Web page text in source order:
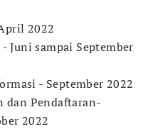
2022
Juni sampai September
- September 2022
dan Pendaftaran-
2022